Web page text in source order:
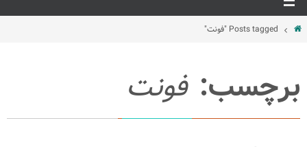
Posts tagged "فونت"
برچسب: فونت